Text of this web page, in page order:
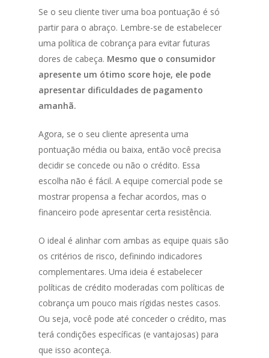
Se o seu cliente tiver uma boa pontuação é só
partir para o abraço. Lembre-se de estabelecer
uma política de cobrança para evitar futuras
dores de cabeça. Mesmo que o consumidor
apresente um ótimo score hoje, ele pode
apresentar dificuldades de pagamento
amanhã.
Agora, se o seu cliente apresenta uma
pontuação média ou baixa, então você precisa
decidir se concede ou não o crédito. Essa
escolha não é fácil. A equipe comercial pode se
mostrar propensa a fechar acordos, mas o
financeiro pode apresentar certa resistência.
O ideal é alinhar com ambas as equipe quais são
os critérios de risco, definindo indicadores
complementares. Uma ideia é estabelecer
políticas de crédito moderadas com políticas de
cobrança um pouco mais rígidas nestes casos.
Ou seja, você pode até conceder o crédito, mas
terá condições específicas (e vantajosas) para
que isso aconteça.